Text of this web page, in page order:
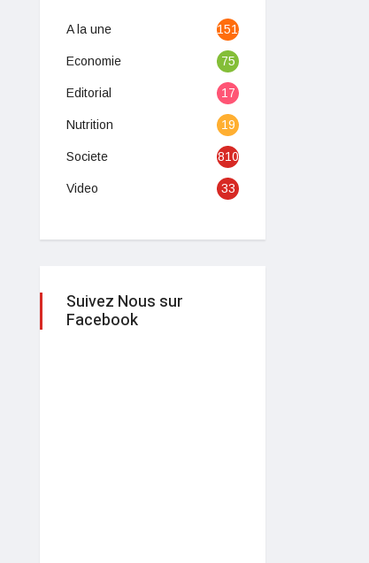
A la une 1513
Economie 75
Editorial 17
Nutrition 19
Societe 810
Video 33
Suivez Nous sur
Facebook